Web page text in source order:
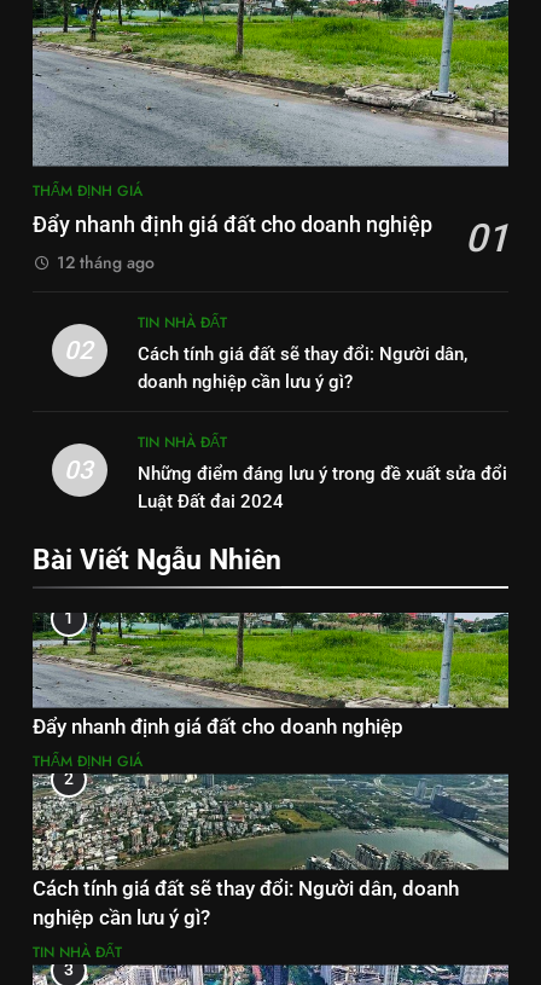
THẨM ĐỊNH GIÁ
Đẩy nhanh định giá đất cho doanh nghiệp 01
12 tháng ago
02
TIN NHÀ ĐẤT
Cách tính giá đất sẽ thay đổi: Người dân,
doanh nghiệp cần lưu ý gì?
03
TIN NHÀ ĐẤT
Những điểm đáng lưu ý trong đề xuất sửa đổi
Luật Đất đai 2024
Bài Viết Ngẫu Nhiên
1
Đẩy nhanh định giá đất cho doanh nghiệp
THẨM ĐỊNH GIÁ
2
Cách tính giá đất sẽ thay đổi: Người dân, doanh
nghiệp cần lưu ý gì?
TIN NHÀ ĐẤT
3